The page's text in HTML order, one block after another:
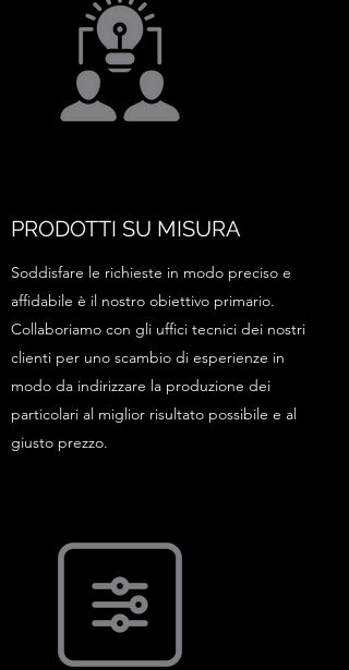
PRODOTTI SU MISURA
Soddisfare le richieste in modo preciso e
affidabile è il nostro obiettivo primario.
Collaboriamo con gli uffici tecnici dei nostri
clienti per uno scambio di esperienze in
modo da indirizzare la produzione dei
particolari al miglior risultato possibile e al
giusto prezzo.